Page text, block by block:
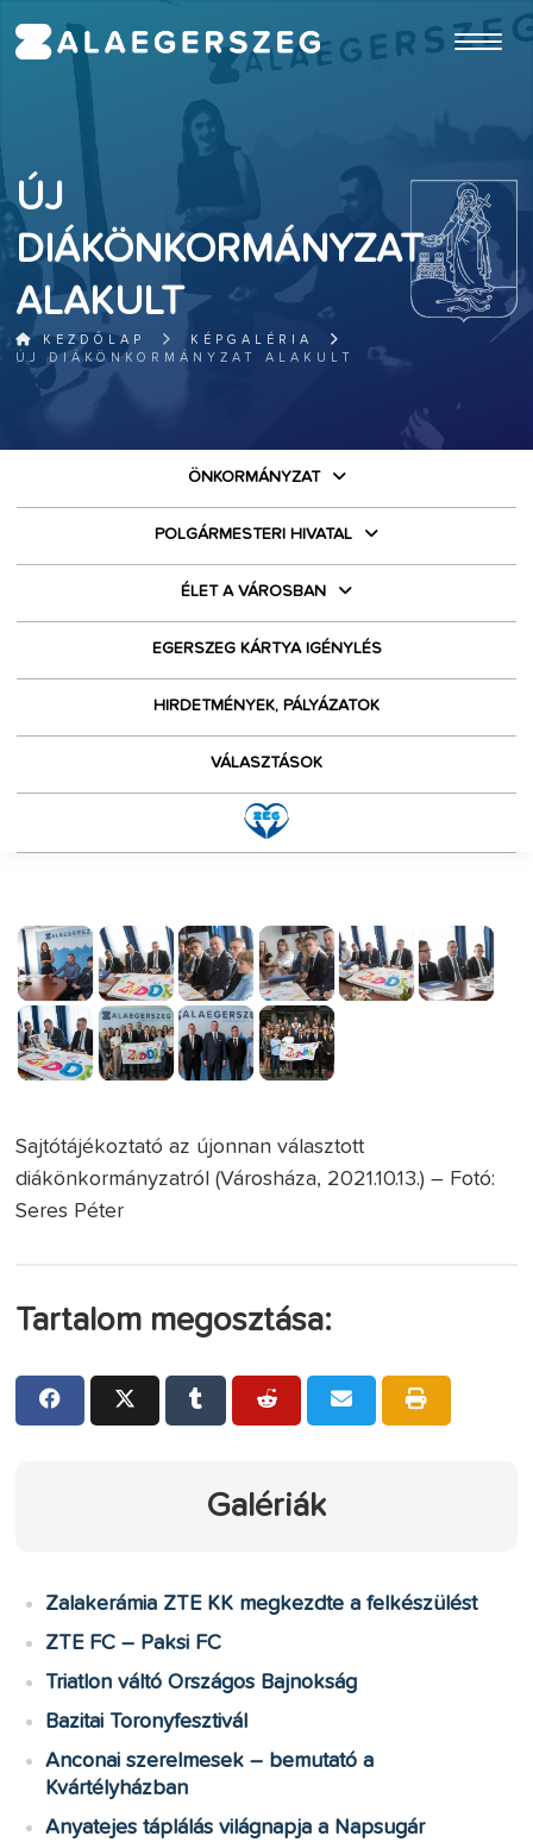
ÚJ
DIÁKÖNKORMÁNYZAT
ALAKULT
KEZDŐLAP
KÉPGALÉRIA
ÚJ DIÁKÖNKORMÁNYZAT ALAKULT
ÖNKORMÁNYZAT
POLGÁRMESTERI HIVATAL
ÉLET A VÁROSBAN
EGERSZEG KÁRTYA IGÉNYLÉS
HIRDETMÉNYEK, PÁLYÁZATOK
VÁLASZTÁSOK
Sajtótájékoztató az újonnan választott
diákönkormányzatról (Városháza, 2021.10.13.) – Fotó:
Seres Péter
Tartalom megosztása:
Galériák
Zalakerámia ZTE KK megkezdte a felkészülést
ZTE FC – Paksi FC
Triatlon váltó Országos Bajnokság
Bazitai Toronyfesztivál
Anconai szerelmesek – bemutató a
Kvártélyházban
Anyatejes táplálás világnapja a Napsugár